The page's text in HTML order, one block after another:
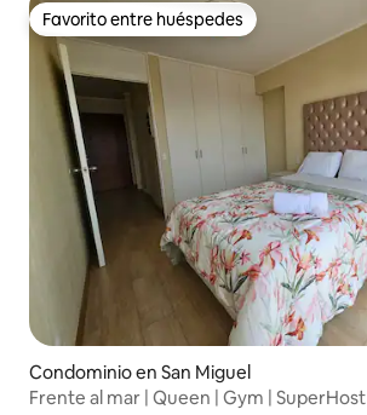
Favorito entre huéspedes
Favorito entre huéspedes
Condominio en San Miguel
Frente al mar | Queen | Gym | SuperHost